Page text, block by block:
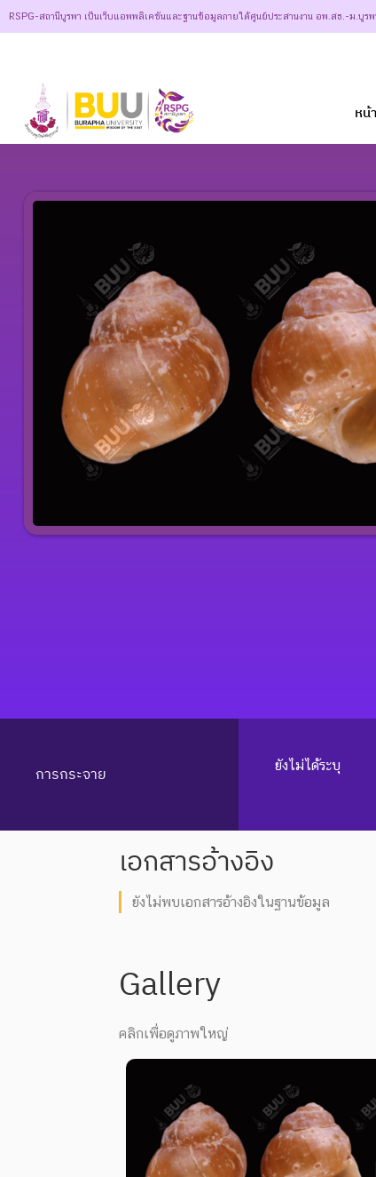
RSPG-สถานีบูรพา เป็นเว็บแอพพลิเคชันและฐานข้อมูลภายใต้ศูนย์ประสานงาน อพ.สธ.-ม.บู
หน้
การกระจาย ยังไม่ได้ระบุ
เอกสารอ้างอิง
ยังไม่พบเอกสารอ้างอิงในฐานข้อมูล
Gallery
คลิกเพื่อดูภาพใหญ่